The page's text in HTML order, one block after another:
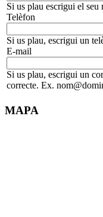
Si us plau escrigui el seu
Telèfon
Si us plau, escrigui un
E-mail
Si us plau, escrigui un
correcte. Ex.
MAPA